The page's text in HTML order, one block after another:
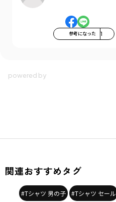
参考になった 1
関連おすすめタグ
#Tシャツ 男の子 #Tシャツ セール